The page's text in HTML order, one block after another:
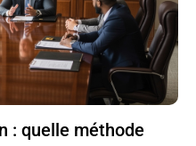
: quelle méthode